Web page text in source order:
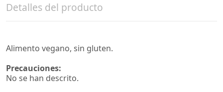
Detalles del producto
Alimento vegano, sin gluten.
Precauciones:
No se han descrito.